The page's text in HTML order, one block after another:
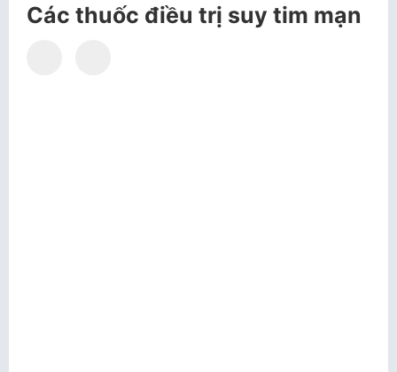
Các thuốc điều trị suy tim mạn